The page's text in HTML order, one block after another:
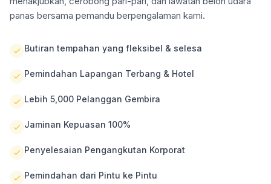
panas bersama pemandu berpengalaman kami.
Butiran tempahan yang fleksibel & selesa
Pemindahan Lapangan Terbang & Hotel
Lebih 5,000 Pelanggan Gembira
Jaminan Kepuasan 100%
Penyelesaian Pengangkutan Korporat
Pemindahan dari Pintu ke Pintu